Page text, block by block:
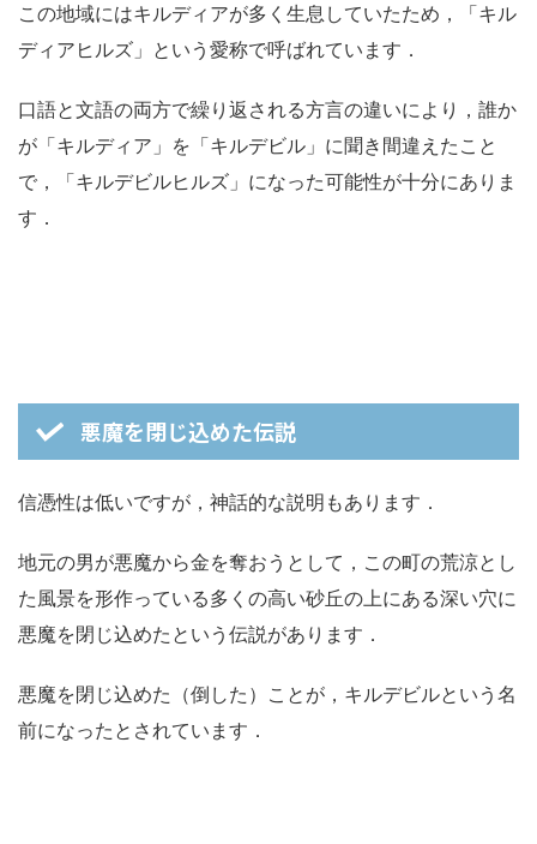
この地域にはキルディアが多く生息していたため，「キル
ディアヒルズ」という愛称で呼ばれています．
口語と文語の両方で繰り返される方言の違いにより，誰か
が「キルディア」を「キルデビル」に聞き間違えたこと
で，「キルデビルヒルズ」になった可能性が十分にありま
す．
悪魔を閉じ込めた伝説
信憑性は低いですが，神話的な説明もあります．
地元の男が悪魔から金を奪おうとして，この町の荒涼とし
た風景を形作っている多くの高い砂丘の上にある深い穴に
悪魔を閉じ込めたという伝説があります．
悪魔を閉じ込めた（倒した）ことが，キルデビルという名
前になったとされています．